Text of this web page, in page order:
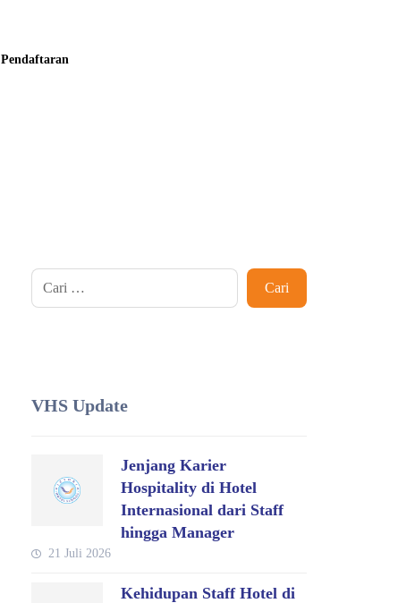
Pendaftaran
VHS Update
Jenjang Karier
Hospitality di Hotel
Internasional dari Staff
hingga Manager
21 Juli 2026
Kehidupan Staff Hotel di